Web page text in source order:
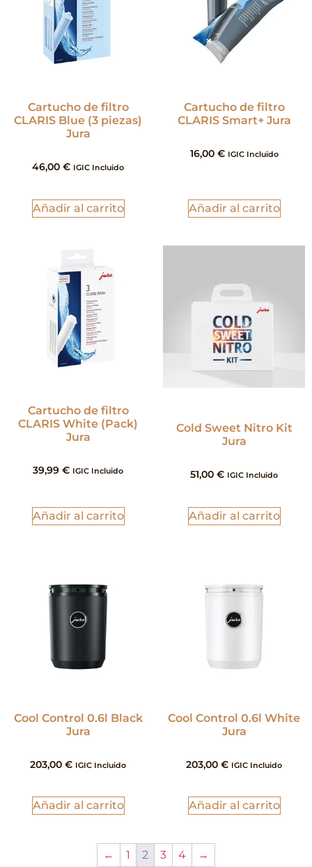
Cartucho de filtro
CLARIS Blue (3 piezas)
Jura
46,00 € IGIC Incluido
Añadir al carrito
Cartucho de filtro
CLARIS Smart+ Jura
16,00 € IGIC Incluido
Añadir al carrito
Cartucho de filtro
CLARIS White (Pack)
Jura
39,99 € IGIC Incluido
Añadir al carrito
Cold Sweet Nitro Kit
Jura
51,00 € IGIC Incluido
Añadir al carrito
Cool Control 0.6l Black
Jura
203,00 € IGIC Incluido
Añadir al carrito
Cool Control 0.6l White
Jura
203,00 € IGIC Incluido
Añadir al carrito
← 1 2 3 4 →